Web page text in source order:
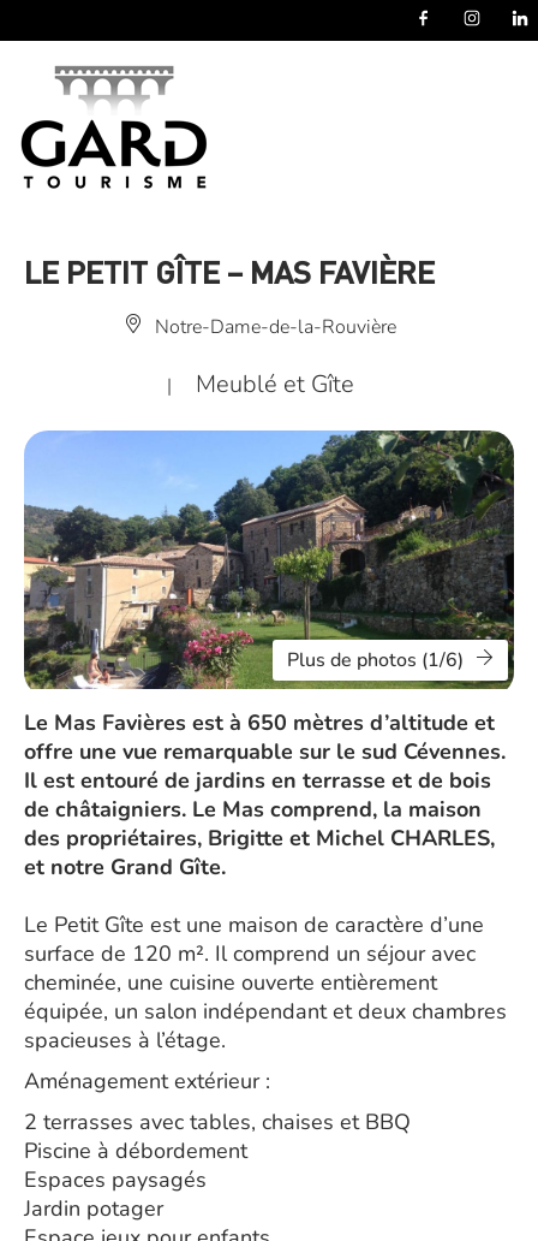
LE PETIT GÎTE – MAS FAVIÈRE
Notre-Dame-de-la-Rouvière
| Meublé et Gîte
Plus de photos (1/6)
Le Mas Favières est à 650 mètres d’altitude et
offre une vue remarquable sur le sud Cévennes.
Il est entouré de jardins en terrasse et de bois
de châtaigniers. Le Mas comprend, la maison
des propriétaires, Brigitte et Michel CHARLES,
et notre Grand Gîte.
Le Petit Gîte est une maison de caractère d’une
surface de 120 m². Il comprend un séjour avec
cheminée, une cuisine ouverte entièrement
équipée, un salon indépendant et deux chambres
spacieuses à l’étage.
Aménagement extérieur :
2 terrasses avec tables, chaises et BBQ
Piscine à débordement
Espaces paysagés
Jardin potager